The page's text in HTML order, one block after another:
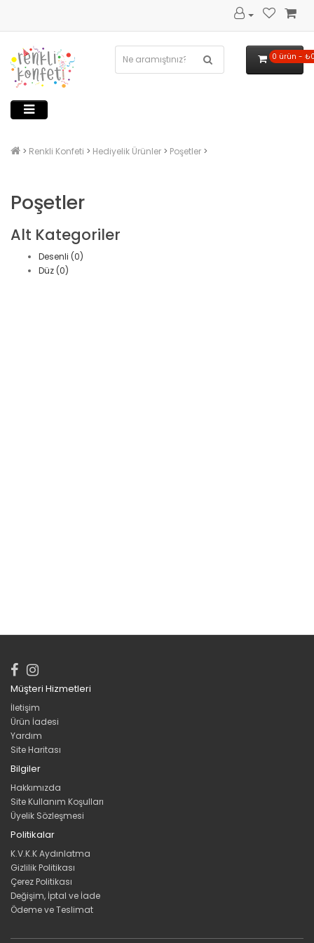
0 ürün -
Renkli Konfeti Hediyelik Ürünler Poşetler
Poşetler
Alt Kategoriler
Desenli (0)
Düz (0)
Müşteri Hizmetleri
İletişim
Ürün İadesi
Yardım
Site Haritası
Bilgiler
Hakkımızda
Site Kullanım Koşulları
Üyelik Sözleşmesi
Politikalar
K.V.K.K Aydınlatma
Gizlilik Politikası
Çerez Politikası
Değişim, İptal ve İade
Ödeme ve Teslimat